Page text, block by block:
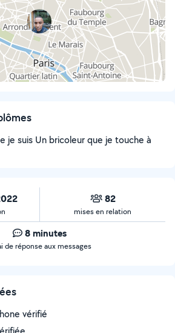
je suis Un bricoleur que je touche à
82
mises en relation
8 minutes
de réponse aux messages
vérifié